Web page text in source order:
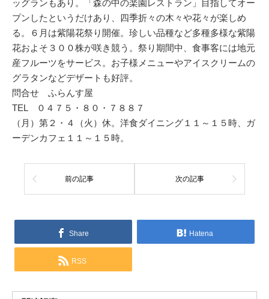
ッグランもあり。「森の中の楽園レストラン」目指してオー
プンしたというだけあり、四季折々の木々や花々が楽しめ
る。６月は紫陽花祭り開催。珍しい品種など多種多様な紫陽
花およそ３００株が咲き競う。祭り期間中、食事客には地元
産フルーツをサービス。お子様メニューやアイスクリームの
グラタンなどデザートも好評。
問合せ ふらんす屋
TEL ０４７５・８０・７８８７
（月）第２・４（火）休。洋食ダイニング１１～１５時、ガ
ーデンカフェ１１～１５時。
前の記事 次の記事
Share Hatena
RSS